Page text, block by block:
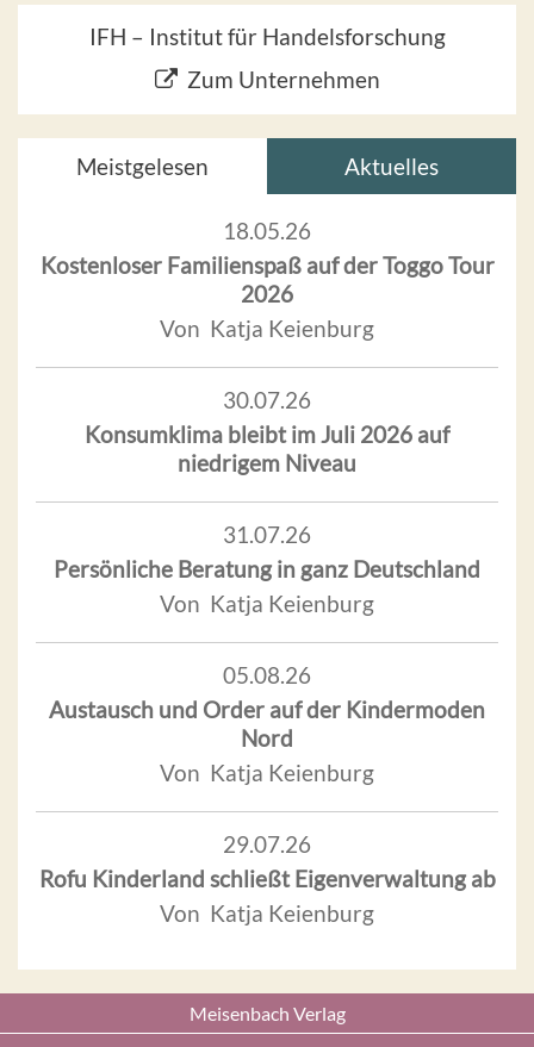
IFH – Institut für Handelsforschung
Zum Unternehmen
Meistgelesen Aktuelles
18.05.26
Kostenloser Familienspaß auf der Toggo Tour
2026
Von Katja Keienburg
30.07.26
Konsumklima bleibt im Juli 2026 auf
niedrigem Niveau
31.07.26
Persönliche Beratung in ganz Deutschland
Von Katja Keienburg
05.08.26
Austausch und Order auf der Kindermoden
Nord
Von Katja Keienburg
29.07.26
Rofu Kinderland schließt Eigenverwaltung ab
Von Katja Keienburg
Meisenbach Verlag